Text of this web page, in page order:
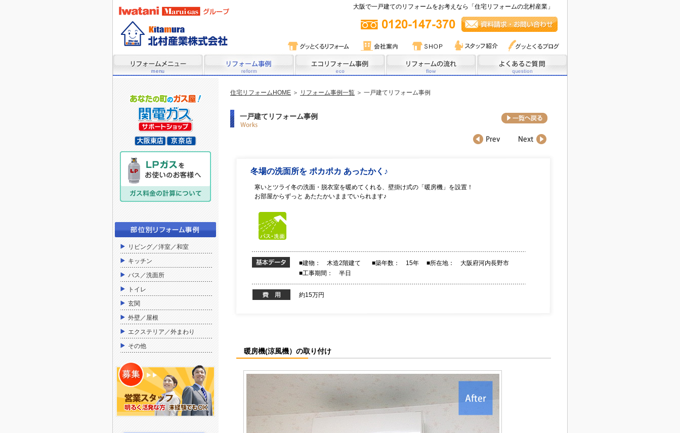
大阪で一戸建てのリフォームをお考えなら「住宅リフォームの北村産業」
住宅リフォームHOME ＞ リフォーム事例一覧 ＞ 一戸建てリフォーム事例
一戸建てリフォーム事例
冬場の洗面所を ポカポカ あったかく♪
寒いとツライ冬の洗面・脱衣室を暖めてくれる、壁掛け式の「暖房機」を設置！
お部屋からずっと あたたかいままでいられます♪
■建物： 木造2階建て ■築年数： 15年
■所在地： 大阪府河内長野市
■工事期間： 半日
約15万円
暖房機(涼風機）の取り付け
リビング／洋室／和室
キッチン
バス／洗面所
トイレ
玄関
外壁／屋根
エクステリア／外まわり
その他